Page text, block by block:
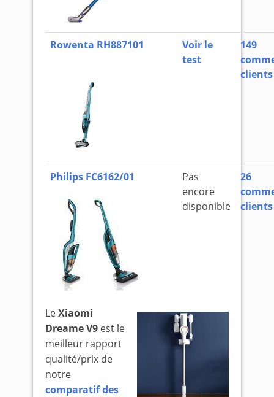
Rowenta RH887101
Voir le
test
149
clients
Philips FC6162/01
Pas
encore
disponible
26
clients
LeXiaomi
Dreame V9 est le
meilleur rapport
qualité/prix de
notre
comparatif des